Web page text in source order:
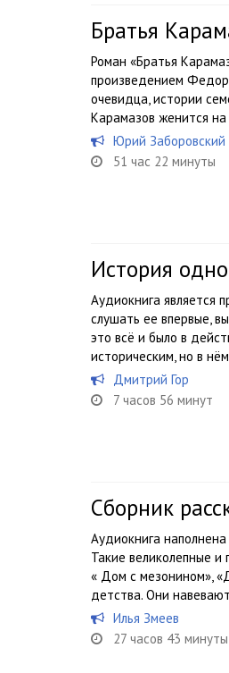
Братья
Роман «Братья
произведением
очевидца, истории
Карамазов женится
Юрий Заборовский
51 час 22 минуты
История
Аудиокнига является
слушать ее впервые,
это всё и было в
историческим, но в
Дмитрий Гор
7 часов 56 минут
Сборник
Аудиокнига
Такие великолепные и
« Дом с мезонином»,
детства. Они
Илья Змеев
27 часов 43 минуты